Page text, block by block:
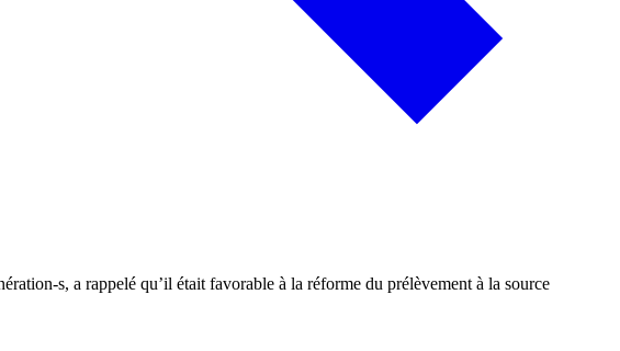
s, a rappelé qu’il était favorable à la réforme du prélèvement à la source